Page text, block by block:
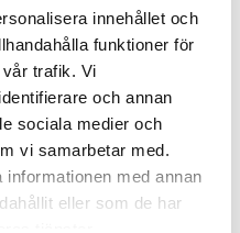
innehållet och
funktioner för
trafik. Vi
och annan
sociala medier och
vi samarbetar med.
med annan
eller som de har
både exteriört
el finns elbilarna
ochToyota bZ4X Touring
för att provköra och
körglädje.